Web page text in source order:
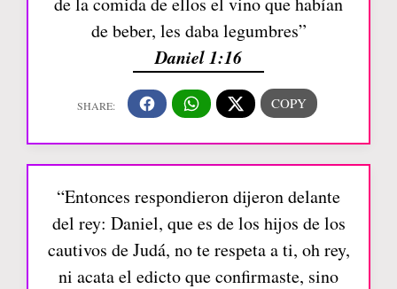
de beber, les daba legumbres”
Daniel 1:16
“Entonces respondieron dijeron delante
del rey: Daniel, que es de los hijos de los
cautivos de Judá, no te respeta a ti, oh rey,
ni acata el edicto que confirmaste, sino